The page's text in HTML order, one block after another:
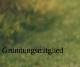
Gründungsmitglied